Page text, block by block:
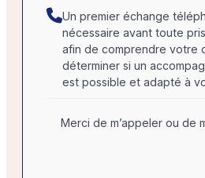
Un premier échange
nécessaire avant toute
afin de comprendre votre
déterminer si un
est possible et adapté à
Merci de m’appeler ou de